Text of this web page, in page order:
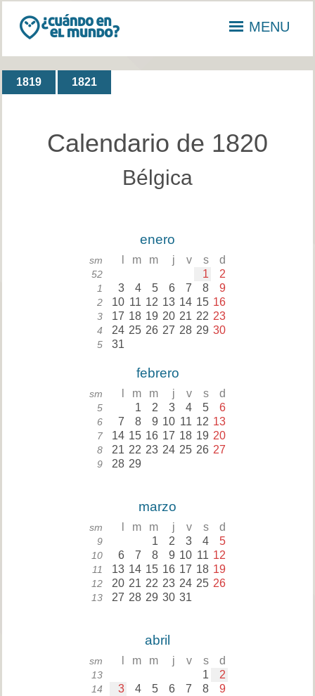
MENU
1819 1821
Calendario de 1820
Bélgica
enero
sm m m j v s d
52 1 2
1 3 4 5 6 7 8 9
2 10 11 12 13 14 15 16
3 17 18 19 20 21 22 23
4 24 25 26 27 28 29 30
5 31
febrero
sm m m j v s d
5 1 2 3 4 5 6
6 7 8 9 10 11 12 13
7 14 15 16 17 18 19 20
8 21 22 23 24 25 26 27
9 28 29
marzo
sm m m j v s d
9 1 2 3 4 5
10 6 7 8 9 10 11 12
11 13 14 15 16 17 18 19
12 20 21 22 23 24 25 26
13 27 28 29 30 31
abril
sm m m j v s d
13 1 2
14 3 4 5 6 7 8 9